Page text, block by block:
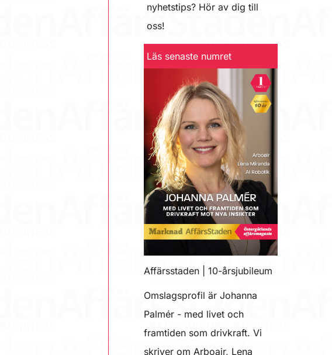
nyhetstips? Hör av dig till
oss!
Läs senaste numret
Affärsstaden | 10-årsjubileum
Omslagsprofil är Johanna
Palmér - med livet och
framtiden som drivkraft. Vi
skriver om Arboair, Lena